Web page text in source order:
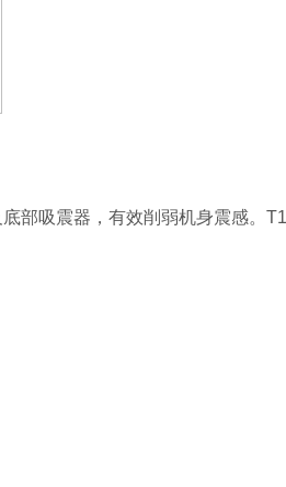
部吸震器，有效削弱机身震感。